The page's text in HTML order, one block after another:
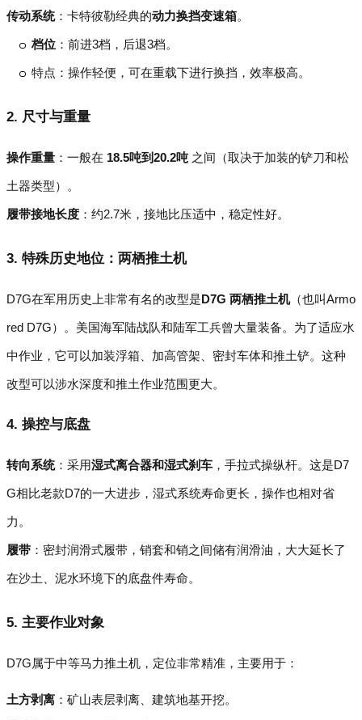
传动系统：卡特彼勒经典的动力换挡变速箱。
档位 ：前进3档，后退3档。
特点：操作轻便，可在重载下进行换挡，效率极高。
2. 尺寸与重量
操作重量 ：一般在 18.5吨到20.2吨 之间（取决于加装的铲刀和松
土器类型）。
履带接地长度 ：约2.7米，接地比压适中，稳定性好。
3. 特殊历史地位：两栖推土机
D7G在军用历史上非常有名的改型是D7G 两栖推土机（也叫Armo
red D7G）。美国海军陆战队和陆军工兵曾大量装备。为了适应水
中作业，它可以加装浮箱、加高管架、密封车体和推土铲。这种
改型可以涉水深度和推土作业范围更大。
4. 操控与底盘
转向系统：采用湿式离合器和湿式刹车 ，手拉式操纵杆。这是D7
G相比老款D7的一大进步，湿式系统寿命更长，操作也相对省
力。
履带 ：密封润滑式履带，销套和销之间储有润滑油，大大延长了
在沙土、泥水环境下的底盘件寿命。
5. 主要作业对象
D7G属于中等马力推土机，定位非常精准，主要用于：
土方剥离 ：矿山表层剥离、建筑地基开挖。